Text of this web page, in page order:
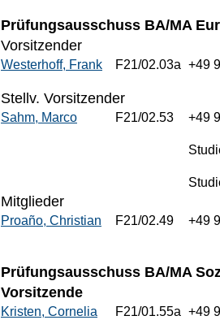
Prüfungsausschuss BA/MA
Vorsitzender
Westerhoff, Frank F21/02.03a +49
Stellv. Vorsitzender
Sahm, Marco F21/02.53 +49
Mitglieder
Proaño, Christian F21/02.49 +49
Prüfungsausschuss BA/MA
Vorsitzende
Kristen, Cornelia F21/01.55a +49